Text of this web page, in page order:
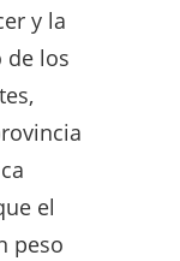
y la
de los
el
peso